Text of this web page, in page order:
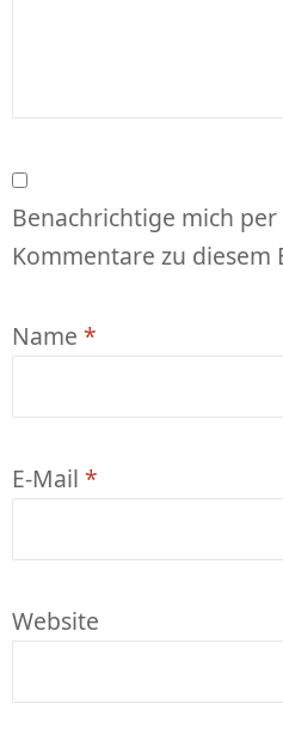
Benachrichtige mich
Kommentare zu diesem
Name *
E-Mail *
Website